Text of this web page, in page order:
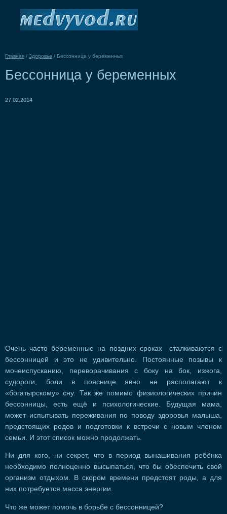
Главная / Здоровье / Бессонница у беременных
Бессонница у беременных
27.02.2014
Очень часто беременные на поздних сроках сталкиваются с
бессонницей и это не удивительно. Постоянные позывы к
мочеиспусканию, переворачивания с боку на бок, изжога,
судороги, боли в пояснице явно не располагают к
«богатырскому» сну. Так же помимо физиологических причин
бессонницы, есть ещё и психологические. Будущая мама,
может испытывать переживания по поводу здоровья малыша,
предстоящих родов и подготовки к встречи с новым членом
семьи. И этот список можно продолжать.
Ни для кого, ни секрет, что в период вынашивания ребёнка
необходимо полноценно высыпаться, что бы обеспечить свой
организм отдыхом. В скором времени предстоят роды, а для
них потребуется масса энергии.
Что же может помочь в борьбе с бессонницей?